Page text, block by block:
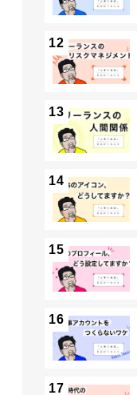
12
13
14
15
16
17